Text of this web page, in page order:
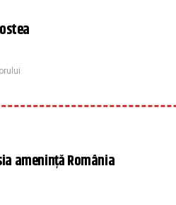
amenință România